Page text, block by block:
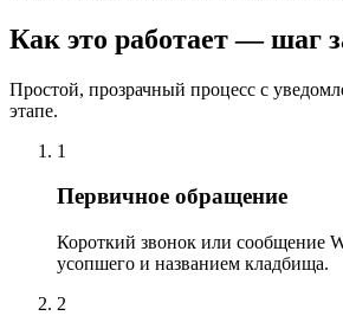
Как это работает — шаг
Простой, прозрачный процесс с
этапе.
1
Первичное обращение
Короткий звонок или сообщение
усопшего и названием кладбища.
2